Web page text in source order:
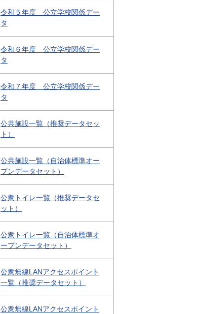
令和５年度 公立学校関係デー
タ
令和６年度 公立学校関係デー
タ
令和７年度 公立学校関係デー
タ
公共施設一覧（推奨データセッ
ト）
公共施設一覧（自治体標準オー
プンデータセット）
公衆トイレ一覧（推奨データセ
ット）
公衆トイレ一覧（自治体標準オ
ープンデータセット）
公衆無線LANアクセスポイント
一覧（推奨データセット）
公衆無線LANアクセスポイント